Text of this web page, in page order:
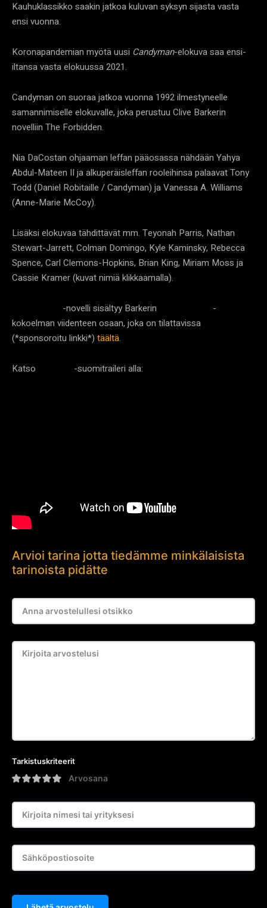
Kauhuklassikko saakin jatkoa kuluvan syksyn sijasta vasta
ensi vuonna.
Koronapandemian myötä uusi Candyman-elokuva saa ensi-
iltansa vasta elokuussa 2021.
Candyman on suoraa jatkoa vuonna 1992 ilmestyneelle
samannimiselle elokuvalle, joka perustuu Clive Barkerin
novelliin The Forbidden.
Nia DaCostan ohjaaman leffan pääosassa nähdään Yahya
Abdul-Mateen II ja alkuperäisleffan rooleihinsa palaavat Tony
Todd (Daniel Robitaille / Candyman) ja Vanessa A. Williams
(Anne-Marie McCoy).
Lisäksi elokuvaa tähdittävät mm. Teyonah Parris, Nathan
Stewart-Jarrett, Colman Domingo, Kyle Kaminsky, Rebecca
Spence, Carl Clemons-Hopkins, Brian King, Miriam Moss ja
Cassie Kramer (kuvat nimiä klikkaamalla).
-novelli sisältyy Barkerin
-
kokoelman viidenteen osaan, joka on tilattavissa
(*sponsoroitu linkki*) täältä.
Katso -suomitraileri alla:
Arvioi tarina jotta tiedämme minkälaisista
tarinoista pidätte
Tarkistuskriteerit
Arvosana